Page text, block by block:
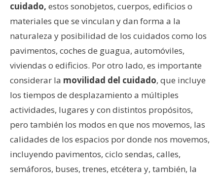
cuidado, estos sonobjetos, cuerpos, edificios o
materiales que se vinculan y dan forma a la
naturaleza y posibilidad de los cuidados como los
pavimentos, coches de guagua, automóviles,
viviendas o edificios. Por otro lado, es importante
considerar la movilidad del cuidado, que incluye
los tiempos de desplazamiento a múltiples
actividades, lugares y con distintos propósitos,
pero también los modos en que nos movemos, las
calidades de los espacios por donde nos movemos,
incluyendo pavimentos, ciclo sendas, calles,
semáforos, buses, trenes, etcétera y, también, la